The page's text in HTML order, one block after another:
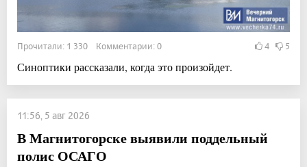
Прочитали: 1 330 Комментарии: 0 4 5
Синоптики рассказали, когда это произойдет.
11:56, 5 авг 2026
В Магнитогорске выявили поддельный
полис ОСАГО